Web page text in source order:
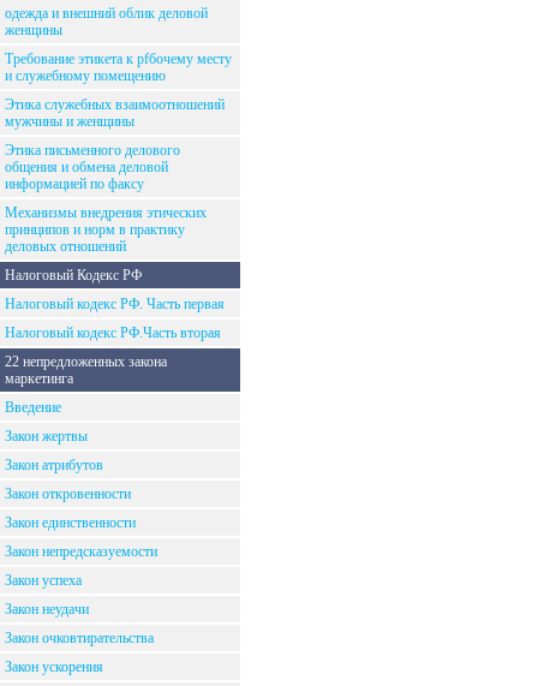
одежда и внешний облик деловой
женщины
Требование этикета к рfбочему месту
и служебному помещению
Этика служебных взаимоотношений
мужчины и женщины
Этика письменного делового
общения и обмена деловой
информацией по факсу
Механизмы внедрения этических
принципов и норм в практику
деловых отношений
Налоговый Кодекс РФ
Налоговый кодекс РФ. Часть первая
Налоговый кодекс РФ.Часть вторая
22 непредложенных закона
маркетинга
Введение
Закон жертвы
Закон атрибутов
Закон откровенности
Закон единственности
Закон непредсказуемости
Закон успеха
Закон неудачи
Закон очковтирательства
Закон ускорения